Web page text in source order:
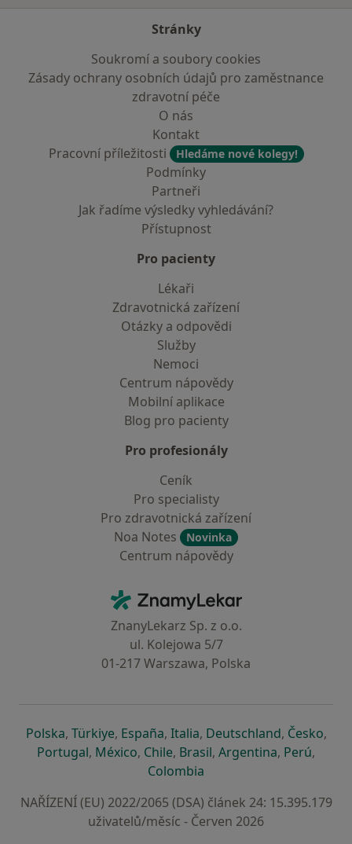
Stránky
Soukromí a soubory cookies
Zásady ochrany osobních údajů pro zaměstnance
zdravotní péče
O nás
Kontakt
Pracovní příležitosti
Hledáme nové kolegy!
Podmínky
Partneři
Jak řadíme výsledky vyhledávání?
Přístupnost
Pro pacienty
Lékaři
Zdravotnická zařízení
Otázky a odpovědi
Služby
Nemoci
Centrum nápovědy
Mobilní aplikace
Blog pro pacienty
Pro profesionály
Ceník
Pro specialisty
Pro zdravotnická zařízení
Noa Notes
Novinka
Centrum nápovědy
ZnamyLekar - Hlavní stránka
ZnanyLekarz Sp. z o.o.
ul. Kolejowa 5/7
01-217 Warszawa, Polska
Polskase otevře v nové záložce
, Türkiyese otevře v nové záložce
, Españase otevře v nové záložce
, Italiase otevře v nové záložce
, Deutschlandse otevře v
, Českose
,
Portugalse otevře v nové záložce
, Méxicose otevře v nové záložce
, Chilese otevře v nové záložce
, Brasilse otevře v nové
, Argentinase otevře v
, Perúse
,
Colombia
NAŘÍZENÍ (EU) 2022/2065 (DSA) článek 24: 15.395.179
uživatelů/měsíc - Červen 2026